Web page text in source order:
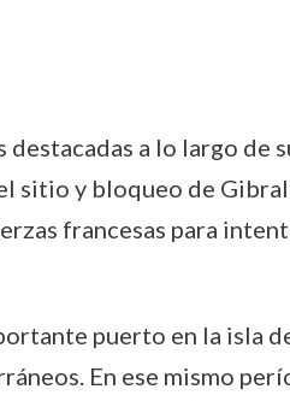
a lo largo de
sitio y bloqueo de
francesas para
puerto en la isla
En ese mismo